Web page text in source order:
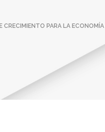
CRECIMIENTO PARA LA